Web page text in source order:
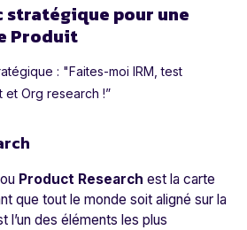
stratégique pour une
Produit
: "Faites-moi IRM, test
et Org research !”
Product Research est la carte
que tout le monde soit aligné sur la
l’un des éléments les plus